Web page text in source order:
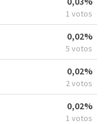
1 votos
0,02%
5 votos
0,02%
2 votos
0,02%
1 votos